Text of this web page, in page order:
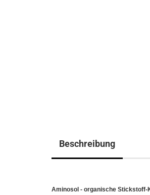
Beschreibung
Aminosol - organische Stickstoff-